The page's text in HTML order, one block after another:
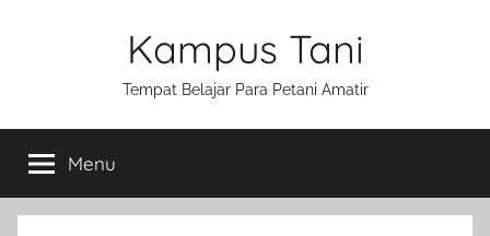
Kampus Tani
Tempat Belajar Para Petani Amatir
Menu